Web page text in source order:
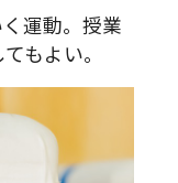
運動。授業
もよい。